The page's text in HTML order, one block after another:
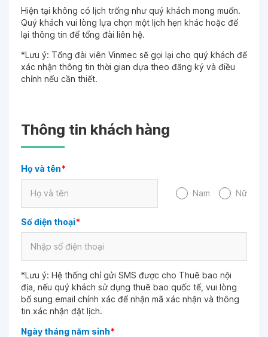
Hiện tại không có lịch trống như quý khách mong muốn.
Quý khách vui lòng lựa chọn một lịch hẹn khác hoặc để
lại thông tin để tổng đài liên hệ.
*Lưu ý: Tổng đài viên Vinmec sẽ gọi lại cho quý khách để
xác nhận thông tin thời gian dựa theo đăng ký và điều
chỉnh nếu cần thiết.
Thông tin khách hàng
Họ và tên*
Nam Nữ
Số điện thoại*
*Lưu ý: Hệ thống chỉ gửi SMS được cho Thuê bao nội
địa, nếu quý khách sử dụng thuê bao quốc tế, vui lòng
bổ sung email chính xác để nhận mã xác nhận và thông
tin xác nhận đặt lịch.
Ngày tháng năm sinh*